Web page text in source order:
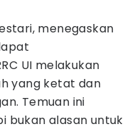
menegaskan
UI melakukan
yang ketat dan
Temuan ini
bukan alasan untuk